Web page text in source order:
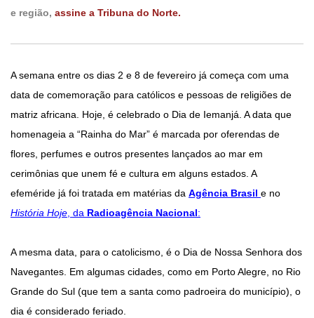
e região, assine a Tribuna do Norte.
A semana entre os dias 2 e 8 de fevereiro já começa com uma
data de comemoração para católicos e pessoas de religiões de
matriz africana. Hoje, é celebrado o Dia de Iemanjá. A data que
homenageia a “Rainha do Mar” é marcada por oferendas de
flores, perfumes e outros presentes lançados ao mar em
cerimônias que unem fé e cultura em alguns estados. A
efeméride já foi tratada em matérias da Agência Brasil e no
História Hoje, da Radioagência Nacional:
A mesma data, para o catolicismo, é o Dia de Nossa Senhora dos
Navegantes. Em algumas cidades, como em Porto Alegre, no Rio
Grande do Sul (que tem a santa como padroeira do município), o
dia é considerado feriado.